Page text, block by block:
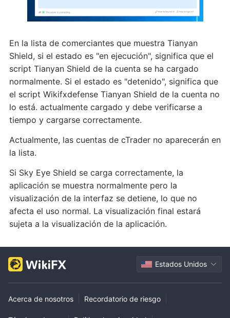
En la lista de comerciantes que muestra Tianyan
Shield, si el estado es "en ejecución", significa que el
script Tianyan Shield de la cuenta se ha cargado
normalmente. Si el estado es "detenido", significa que
el script Wikifxdefense Tianyan Shield de la cuenta no
lo está. actualmente cargado y debe verificarse a
tiempo y cargarse correctamente.
Actualmente, las cuentas de cTrader no aparecerán en
la lista.
Si Sky Eye Shield se carga correctamente, la
aplicación se muestra normalmente pero la
visualización de la interfaz se detiene, lo que no
afecta el uso normal. La visualización final estará
sujeta a la visualización de la aplicación.
Estados Unidos
Acerca de nosotros Recordatorio de riesgo